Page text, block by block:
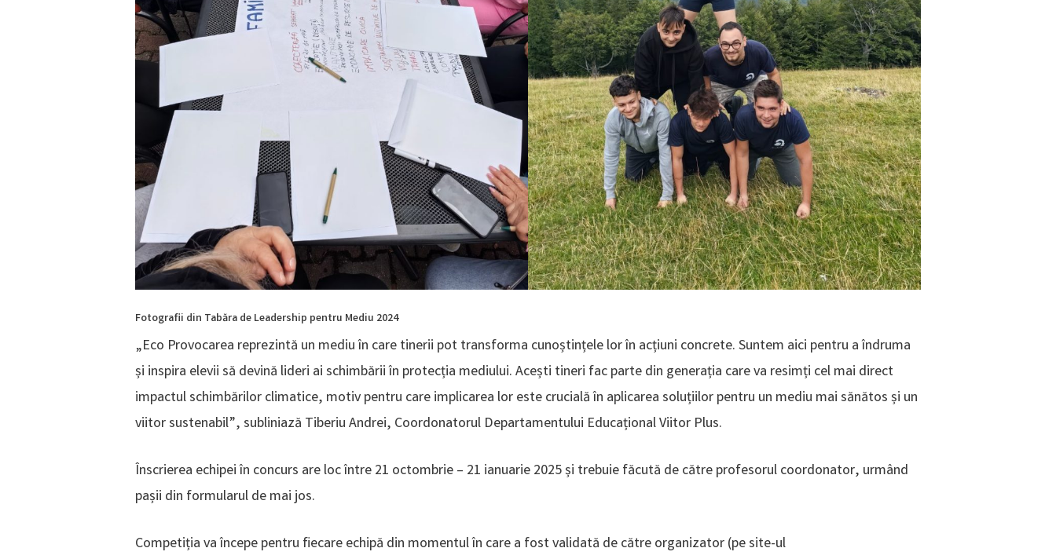
Fotografii din Tabăra de Leadership pentru Mediu 2024
„Eco Provocarea reprezintă un mediu în care tinerii pot transforma cunoștințele lor în acțiuni concrete. Suntem aici pentru a îndruma
și inspira elevii să devină lideri ai schimbării în protecția mediului. Acești tineri fac parte din generația care va resimți cel mai direct
impactul schimbărilor climatice, motiv pentru care implicarea lor este crucială în aplicarea soluțiilor pentru un mediu mai sănătos și un
viitor sustenabil”, subliniază Tiberiu Andrei, Coordonatorul Departamentului Educațional Viitor Plus.
Înscrierea echipei în concurs are loc între 21 octombrie – 21 ianuarie 2025 și trebuie făcută de către profesorul coordonator, urmând
pașii din formularul de mai jos.
Competiția va începe pentru fiecare echipă din momentul în care a fost validată de către organizator (pe site-ul